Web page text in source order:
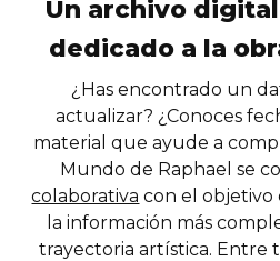
Un archivo
dedicado a la
¿Has encontrado un
actualizar? ¿Conoces
material que ayude a
Mundo de Raphael se
colaborativa con el objetivo
la información más
trayectoria artística. Entre